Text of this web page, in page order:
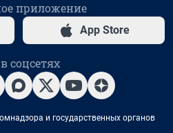
приложение
App Store
соцсетях
и государственных органов